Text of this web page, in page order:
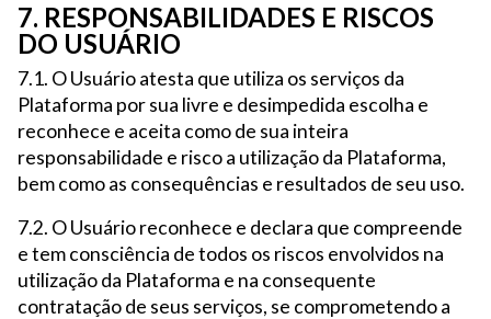
7. RESPONSABILIDADES E RISCOS
DO USUÁRIO
7.1. O Usuário atesta que utiliza os serviços da
Plataforma por sua livre e desimpedida escolha e
reconhece e aceita como de sua inteira
responsabilidade e risco a utilização da Plataforma,
bem como as consequências e resultados de seu uso.
7.2. O Usuário reconhece e declara que compreende
e tem consciência de todos os riscos envolvidos na
utilização da Plataforma e na consequente
contratação de seus serviços, se comprometendo a